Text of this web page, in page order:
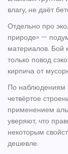
влагу, не даёт
Отдельно про
природе» —
материалов. Бой
только повод
кирпича от
По наблюдениям
четвёртое
применением
уверяют, что
некоторым
дешевле.